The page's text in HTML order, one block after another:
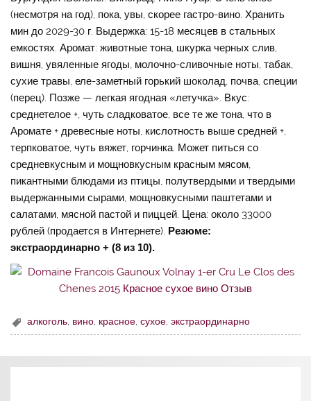
(несмотря на год), пока, увы, скорее гастро-вино. Хранить
мин до 2029-30 г. Выдержка: 15-18 месяцев в стальных
емкостях. Аромат: животные тона, шкурка черных слив,
вишня, увяленные ягоды, молочно-сливочные ноты, табак,
сухие травы, еле-заметный горький шоколад, почва, специи
(перец). Позже — легкая ягодная «летучка». Вкус:
среднетелое +, чуть сладковатое, все те же тона, что в
Аромате + древесные ноты, кислотность выше средней +,
терпковатое, чуть вяжет, горчинка. Может питься со
средневкусным и мощновкусным красным мясом,
пикантными блюдами из птицы, полутвердыми и твердыми
выдержанными сырами, мощновкусными паштетами и
салатами, мясной пастой и пиццей. Цена: около 33000
рублей (продается в Интернете). Резюме:
экстраординарно + (8 из 10).
алкоголь вино красное ,сухое ,экстраординарно